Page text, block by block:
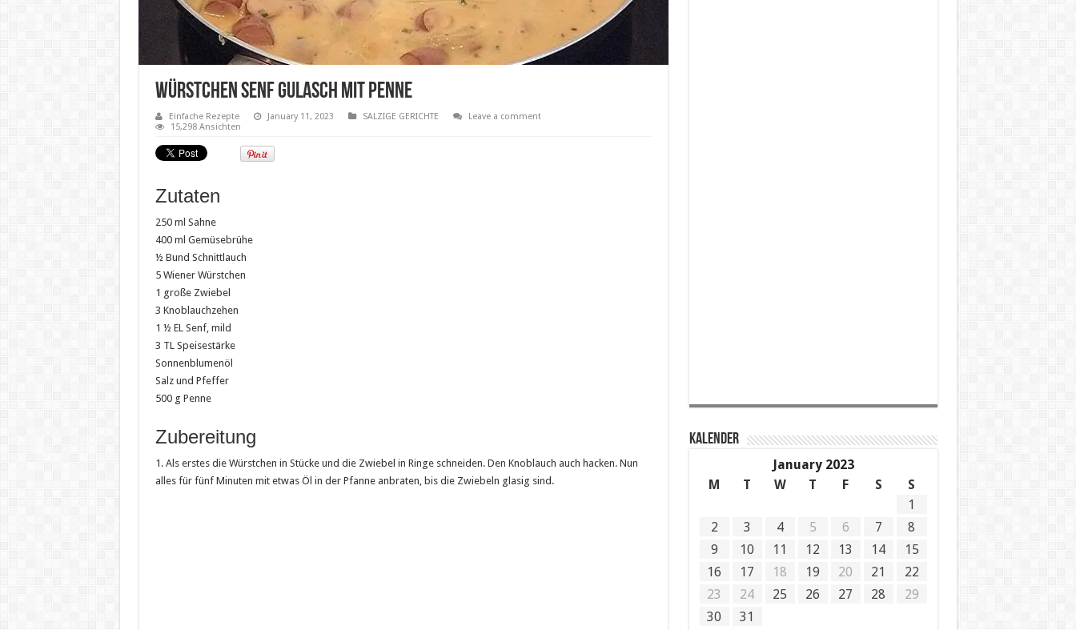
Würstchen Senf Gulasch mit Penne
Einfache Rezepte January 11, 2023 SALZIGE GERICHTE
Leave a comment
15,298 Ansichten
Zutaten
250 ml Sahne
400 ml Gemüsebrühe
½ Bund Schnittlauch
5 Wiener Würstchen
1 große Zwiebel
3 Knoblauchzehen
1 ½ EL Senf, mild
3 TL Speisestärke
Sonnenblumenöl
Salz und Pfeffer
500 g Penne
Zubereitung
1. Als erstes die Würstchen in Stücke und die Zwiebel in Ringe schneiden. Den Knoblauch auch hacken. Nun
alles für fünf Minuten mit etwas Öl in der Pfanne anbraten, bis die Zwiebeln glasig sind.
KALENDER
January 2023
M
T W T F S
S
1
2
3 4 5 6 7
8
9
10 11 12 13 14
15
16
17 18 19 20 21
22
23
24 25 26 27 28
29
30
31